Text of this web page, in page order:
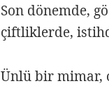
Son dönemde,
çiftliklerde,
Ünlü bir mimar,